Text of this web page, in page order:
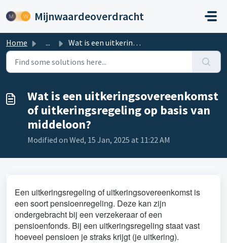
Mijnwaardeoverdracht
Home ... Wat is een uitkeringsovereenkomst of uitkeringsregeling o...
Wat is een uitkeringsovereenkomst
of uitkeringsregeling op basis van
middeloon?
Modified on Wed, 15 Jan, 2025 at 11:22 AM
Een uitkeringsregeling of uitkeringsovereenkomst is
een soort pensioenregeling. Deze kan zijn
ondergebracht bij een verzekeraar of een
pensioenfonds. Bij een uitkeringsregeling staat vast
hoeveel pensioen je straks krijgt (je uitkering).